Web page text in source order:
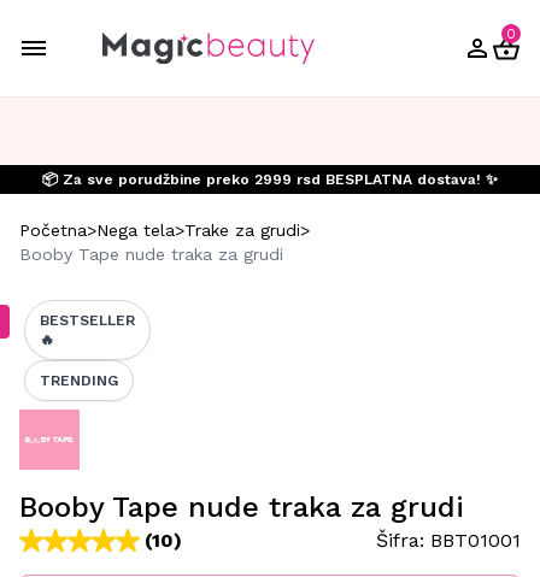
0
📦 Za sve porudžbine preko 2999 rsd BESPLATNA dostava! ✨
Početna>Nega tela>Trake za grudi>
Booby Tape nude traka za grudi
BESTSELLER
🔥
TRENDING
Booby Tape nude traka za grudi
(10) Šifra: BBT01001